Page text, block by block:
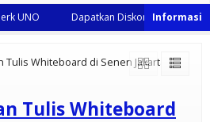
UNO
Dapatkan Diskon 35% dari
Tulis Whiteboard di Senen Jakarta
Tulis Whiteboard